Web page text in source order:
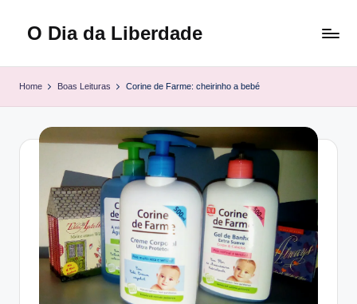
O Dia da Liberdade
Home Boas Leituras Corine de Farme: cheirinho a bebé